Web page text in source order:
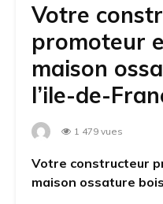
Votre
promoteur
maison
l’ile-de-
1 479 vues
Votre constructeur
maison ossature